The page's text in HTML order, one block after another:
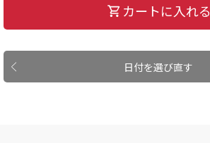
日付を選び直す
カートに入れる